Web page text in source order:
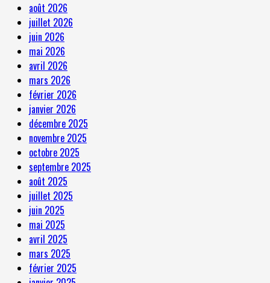
août 2026
juillet 2026
juin 2026
mai 2026
avril 2026
mars 2026
février 2026
janvier 2026
décembre 2025
novembre 2025
octobre 2025
septembre 2025
août 2025
juillet 2025
juin 2025
mai 2025
avril 2025
mars 2025
février 2025